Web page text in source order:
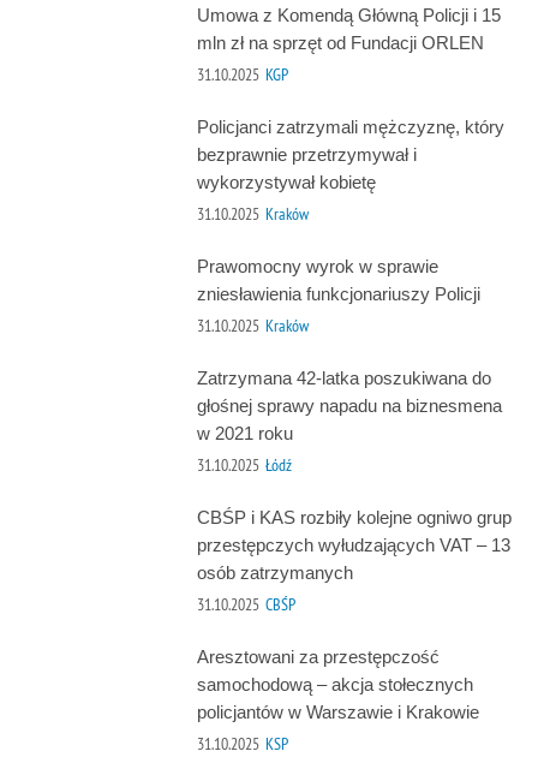
Umowa z Komendą Główną Policji i 15
mln zł na sprzęt od Fundacji ORLEN
31.10.2025 KGP
Policjanci zatrzymali mężczyznę, który
bezprawnie przetrzymywał i
wykorzystywał kobietę
31.10.2025 Kraków
Prawomocny wyrok w sprawie
zniesławienia funkcjonariuszy Policji
31.10.2025 Kraków
Zatrzymana 42-latka poszukiwana do
głośnej sprawy napadu na biznesmena
w 2021 roku
31.10.2025 Łódź
CBŚP i KAS rozbiły kolejne ogniwo grup
przestępczych wyłudzających VAT – 13
osób zatrzymanych
31.10.2025 CBŚP
Aresztowani za przestępczość
samochodową – akcja stołecznych
policjantów w Warszawie i Krakowie
31.10.2025 KSP